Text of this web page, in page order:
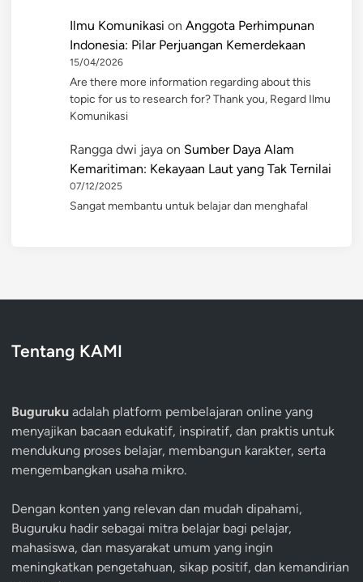
Ilmu Komunikasi on Anggota Perhimpunan
Indonesia: Pilar Perjuangan Kemerdekaan
15/04/2026
Are there more information regarding about this
topic for us to research for? Thank you, Regard Ilmu
Komunikasi
Rangga dwi jaya on Sumber Daya Alam
Kemaritiman: Kekayaan Laut yang Tak Ternilai
07/12/2025
Sangat membantu untuk belajar dan menghafal
Tentang KAMI
Buguruku adalah platform pembelajaran online yang
menyajikan bacaan edukatif, inspiratif, dan praktis untuk
mendukung proses belajar, membangun karakter, serta
mengembangkan usaha mikro.
Dengan konten yang relevan dan mudah dipahami,
Buguruku hadir sebagai mitra belajar bagi pelajar,
mahasiswa, dan masyarakat umum yang ingin
meningkatkan pengetahuan, sikap positif, dan kemandirian